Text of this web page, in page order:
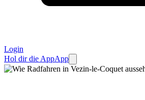
Login
Hol dir die AppApp